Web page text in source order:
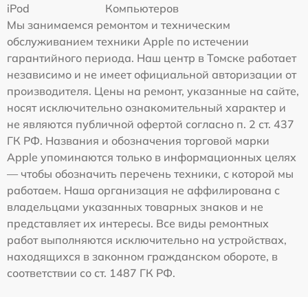
iPod
Компьютеров
Мы занимаемся ремонтом и техническим
обслуживанием техники Apple по истечении
гарантийного периода. Наш центр в Томске работает
независимо и не имеет официальной авторизации от
производителя. Цены на ремонт, указанные на сайте,
носят исключительно ознакомительный характер и
не являются публичной офертой согласно п. 2 ст. 437
ГК РФ. Названия и обозначения торговой марки
Apple упоминаются только в информационных целях
— чтобы обозначить перечень техники, с которой мы
работаем. Наша организация не аффилирована с
владельцами указанных товарных знаков и не
представляет их интересы. Все виды ремонтных
работ выполняются исключительно на устройствах,
находящихся в законном гражданском обороте, в
соответствии со ст. 1487 ГК РФ.